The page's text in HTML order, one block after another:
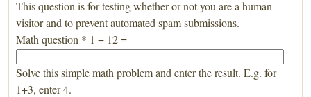
This question is for testing whether or not you are a human
visitor and to prevent automated spam submissions.
Math question * 1 + 12 =
Solve this simple math problem and enter the result. E.g. for
1+3, enter 4.